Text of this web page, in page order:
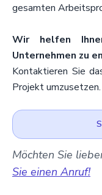
gesamten
Wir helfen
Unternehmen zu
Kontaktieren Sie
Projekt umzusetzen.
Möchten Sie
Sie einen Anruf!